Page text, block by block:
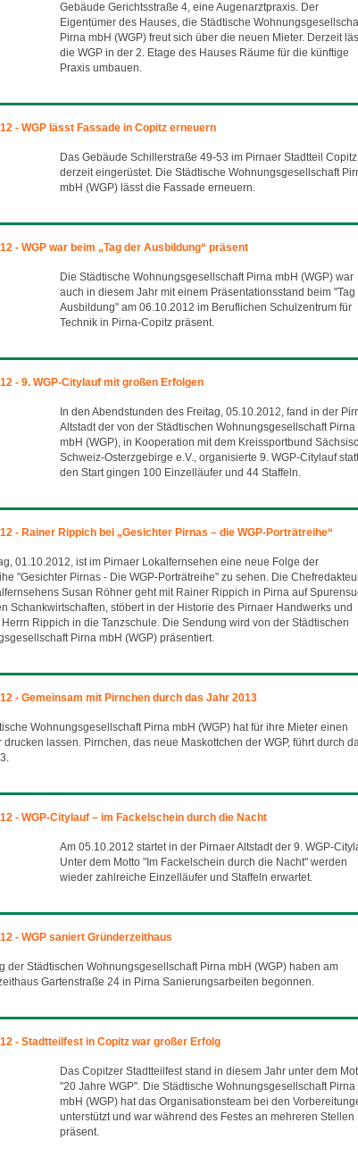
Gebäude Gerichtsstraße 4, eine Augenarztpraxis. Der
Eigentümer des Hauses, die Städtische
Pirna mbH (WGP) freut sich über die neuen Mieter. Derzeit
die WGP in der 2. Etage des Hauses Räume für die künftige
Praxis umbauen.
- WGP lässt Fassade in Copitz erneuern
Das Gebäude Schillerstraße 49-53 im Pirnaer Stadtteil
derzeit eingerüstet. Die Städtische Wohnungsgesellschaft
mbH (WGP) lässt die Fassade erneuern.
- WGP war beim „Tag der Ausbildung“ präsent
Die Städtische Wohnungsgesellschaft Pirna mbH (WGP) war
auch in diesem Jahr mit einem Präsentationsstand beim "Tag
Ausbildung" am 06.10.2012 im Beruflichen Schulzentrum für
Technik in Pirna-Copitz präsent.
- 9. WGP-Citylauf mit großen Erfolgen
In den Abendstunden des Freitag, 05.10.2012, fand in der
Altstadt der von der Städtischen Wohnungsgesellschaft Pirna
mbH (WGP), in Kooperation mit dem Kreissportbund
Schweiz-Osterzgebirge e.V., organisierte 9. WGP-Citylauf
den Start gingen 100 Einzelläufer und 44 Staffeln.
- Rainer Rippich bei „Gesichter Pirnas – die WGP-Porträtreihe“
01.10.2012, ist im Pirnaer Lokalfernsehen eine neue Folge der
"Gesichter Pirnas - Die WGP-Porträtreihe" zu sehen. Die
Susan Röhner geht mit Rainer Rippich in Pirna auf
Schankwirtschaften, stöbert in der Historie des Pirnaer Handwerks und
Rippich in die Tanzschule. Die Sendung wird von der Städtischen
Pirna mbH (WGP) präsentiert.
- Gemeinsam mit Pirnchen durch das Jahr 2013
Wohnungsgesellschaft Pirna mbH (WGP) hat für ihre Mieter einen
drucken lassen. Pirnchen, das neue Maskottchen der WGP, führt durch
- WGP-Citylauf – im Fackelschein durch die Nacht
Am 05.10.2012 startet in der Pirnaer Altstadt der 9. WGP-
Unter dem Motto "Im Fackelschein durch die Nacht" werden
wieder zahlreiche Einzelläufer und Staffeln erwartet.
- WGP saniert Gründerzeithaus
der Städtischen Wohnungsgesellschaft Pirna mbH (WGP) haben am
Gartenstraße 24 in Pirna Sanierungsarbeiten begonnen.
- Stadtteilfest in Copitz war großer Erfolg
Das Copitzer Stadtteilfest stand in diesem Jahr unter dem
"20 Jahre WGP". Die Städtische Wohnungsgesellschaft Pirna
mbH (WGP) hat das Organisationsteam bei den
unterstützt und war während des Festes an mehreren Stellen
präsent.